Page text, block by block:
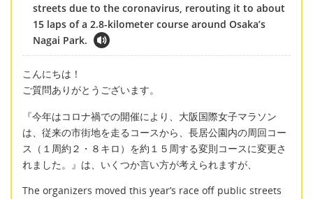
streets due to the coronavirus, rerouting it to about
15 laps of a 2.8-kilometer course around Osaka’s
Nagai Park.
こんにちは！
ご質問ありがとうございます。
『今年はコロナ禍での開催により、大阪国際女子マラソン
は、従来の市街地を走るコースから、長居公園内の周回コー
ス（１周約２・８キロ）を約１５周する変則コースに変更さ
れました。』は、いくつか言い方が考えられますが、
The organizers moved this year’s race off public streets